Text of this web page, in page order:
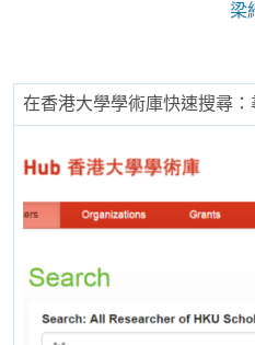
梁
在香港大學學術庫快速搜尋